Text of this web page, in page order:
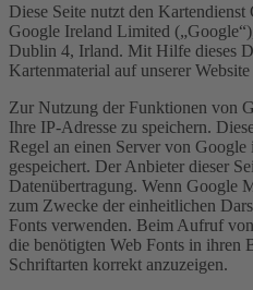
Diese Seite nutzt den
Google Ireland Limited
Dublin 4, Irland. Mit Hilfe dieses
Kartenmaterial auf unserer
Zur Nutzung der Funktionen von
Ihre IP-Adresse zu speichern.
Regel an einen Server von
gespeichert. Der Anbieter dieser
Datenübertragung. Wenn Google
zum Zwecke der einheitlichen
Fonts verwenden. Beim Aufruf
die benötigten Web Fonts in ihren
Schriftarten korrekt anzuzeigen.